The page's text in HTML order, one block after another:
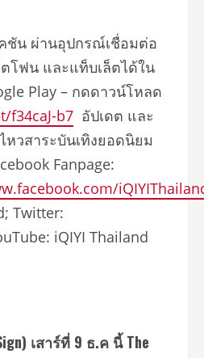
ชัน ผ่านอุปกรณ์เชื่อมต่อ
โฟน และแท็บเล็ตได้ใน
Play – กดดาวน์โหลด
f34caJ-b7 อัปเดต และ
วสาระบันเทิงยอดนิยม
Fanpage:
Twitter:
iQIYI Thailand
เสาร์ที่ 9 ธ.ค นี้ The